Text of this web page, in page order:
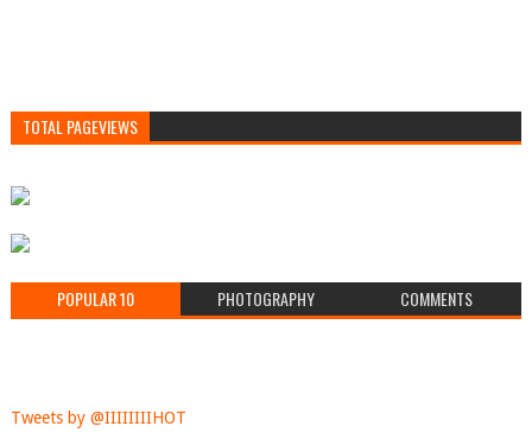
TOTAL PAGEVIEWS
POPULAR 10 PHOTOGRAPHY COMMENTS
Tweets by @IIIIIIIIHOT